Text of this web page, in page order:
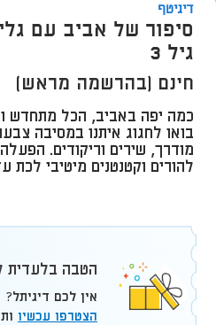
דיגיטף
סיפור של אביב עם
גיל 3
חינם [בהרשמה מראש]
כמה יפה באביב, הכל מתחדש
בואו לחגוג איתנו במסיבה
מודרך, שירים וריקודים. הפעלה
להורים וקטנטנים מיטיבי לכת עד
הטבה בלעדית
אין לכם דיגיתל?
הצטרפו עכשיו